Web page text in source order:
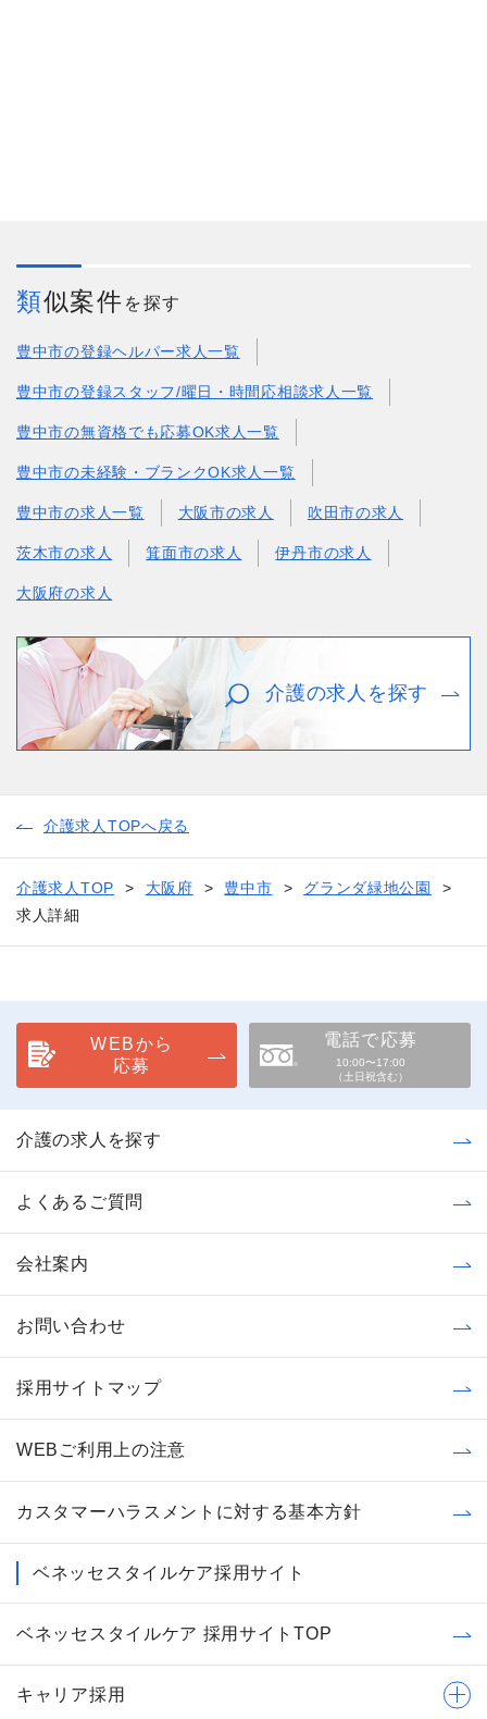
類似案件 を探す
豊中市の登録ヘルパー求人一覧
豊中市の登録スタッフ/曜日・時間応相談求人一覧
豊中市の無資格でも応募OK求人一覧
豊中市の未経験・ブランクOK求人一覧
豊中市の求人一覧 大阪市の求人 吹田市の求人
茨木市の求人 箕面市の求人 伊丹市の求人
大阪府の求人
介護の求人を探す
介護求人TOPへ戻る
介護求人TOP 大阪府 豊中市
グランダ緑地公園
求人詳細
WEBから
応募
電話で応募
10:00〜17:00
（土日祝含む）
介護の求人を探す
よくあるご質問
会社案内
お問い合わせ
採用サイトマップ
WEBご利用上の注意
カスタマーハラスメントに対する基本方針
ベネッセスタイルケア採用サイト
ベネッセスタイルケア 採用サイトTOP
キャリア採用